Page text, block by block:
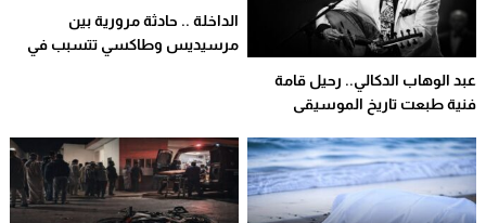
عبد الوهاب الدكالي.. رحيل قامة
فنية طبعت تاريخ الموسيقى
الداخلة .. حادثة مرورية بين
مرسيديس وطاكسي تتسبب في